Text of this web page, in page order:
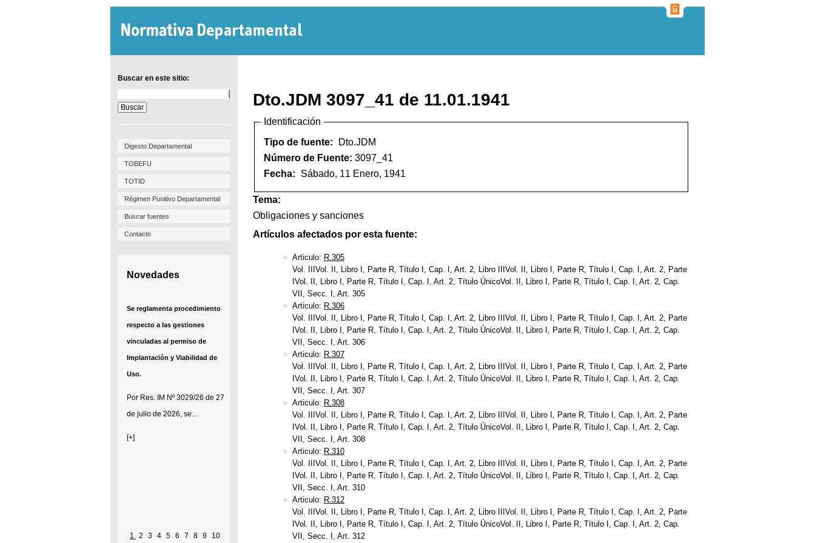
Buscar en este sitio:
en
este
sitio:
Digesto Departamental
TOBEFU
TOTID
Régimen Punitivo Departamental
Buscar fuentes
Contacto
Novedades
Se reglamenta procedimiento
respecto a las gestiones
vinculadas al permiso de
Implantación y Viabilidad de
Uso.
Por Res. IM Nº 3029/26 de 27
de julio de 2026, se...
[+]
1 2 3 4 5 6 7 8 9 10
Dto.JDM 3097_41 de 11.01.1941
Identificación
Tipo de fuente:
Dto.JDM
Número de Fuente: 3097_41
Fecha:
Sábado, 11 Enero, 1941
Tema:
Obligaciones y sanciones
Artículos afectados por esta fuente:
Articulo: R.305
Vol. IIIVol. II, Libro I, Parte R, Título I, Cap. I, Art. 2, Libro IIIVol. II, Libro I, Parte R, Título I, Cap. I, Art. 2, Parte
IVol. II, Libro I, Parte R, Título I, Cap. I, Art. 2, Título ÚnicoVol. II, Libro I, Parte R, Título I, Cap. I, Art. 2, Cap.
VII, Secc. I, Art. 305
Articulo: R.306
Vol. IIIVol. II, Libro I, Parte R, Título I, Cap. I, Art. 2, Libro IIIVol. II, Libro I, Parte R, Título I, Cap. I, Art. 2, Parte
IVol. II, Libro I, Parte R, Título I, Cap. I, Art. 2, Título ÚnicoVol. II, Libro I, Parte R, Título I, Cap. I, Art. 2, Cap.
VII, Secc. I, Art. 306
Articulo: R.307
Vol. IIIVol. II, Libro I, Parte R, Título I, Cap. I, Art. 2, Libro IIIVol. II, Libro I, Parte R, Título I, Cap. I, Art. 2, Parte
IVol. II, Libro I, Parte R, Título I, Cap. I, Art. 2, Título ÚnicoVol. II, Libro I, Parte R, Título I, Cap. I, Art. 2, Cap.
VII, Secc. I, Art. 307
Articulo: R.308
Vol. IIIVol. II, Libro I, Parte R, Título I, Cap. I, Art. 2, Libro IIIVol. II, Libro I, Parte R, Título I, Cap. I, Art. 2, Parte
IVol. II, Libro I, Parte R, Título I, Cap. I, Art. 2, Título ÚnicoVol. II, Libro I, Parte R, Título I, Cap. I, Art. 2, Cap.
VII, Secc. I, Art. 308
Articulo: R.310
Vol. IIIVol. II, Libro I, Parte R, Título I, Cap. I, Art. 2, Libro IIIVol. II, Libro I, Parte R, Título I, Cap. I, Art. 2, Parte
IVol. II, Libro I, Parte R, Título I, Cap. I, Art. 2, Título ÚnicoVol. II, Libro I, Parte R, Título I, Cap. I, Art. 2, Cap.
VII, Secc. I, Art. 310
Articulo: R.312
Vol. IIIVol. II, Libro I, Parte R, Título I, Cap. I, Art. 2, Libro IIIVol. II, Libro I, Parte R, Título I, Cap. I, Art. 2, Parte
IVol. II, Libro I, Parte R, Título I, Cap. I, Art. 2, Título ÚnicoVol. II, Libro I, Parte R, Título I, Cap. I, Art. 2, Cap.
VII, Secc. I, Art. 312